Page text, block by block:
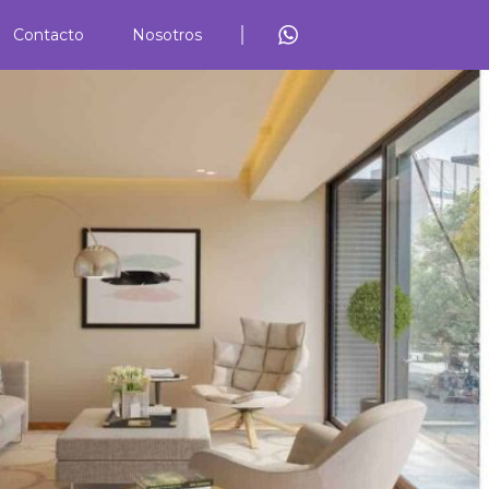
Contacto Nosotros